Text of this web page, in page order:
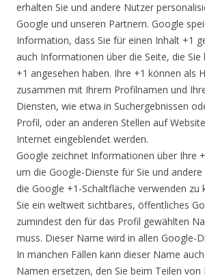
erhalten Sie und andere Nutzer
Google und unseren Partnern. Google
Information, dass Sie für einen Inhalt +1
auch Informationen über die Seite, die Sie
+1 angesehen haben. Ihre +1 können als
zusammen mit Ihrem Profilnamen und
Diensten, wie etwa in Suchergebnissen
Profil, oder an anderen Stellen auf
Internet eingeblendet werden.
Google zeichnet Informationen über Ihre
um die Google-Dienste für Sie und andere
die Google +1-Schaltfläche verwenden zu
Sie ein weltweit sichtbares, öffentliches
zumindest den für das Profil gewählten
muss. Dieser Name wird in allen Google-
In manchen Fällen kann dieser Name
Namen ersetzen, den Sie beim Teilen